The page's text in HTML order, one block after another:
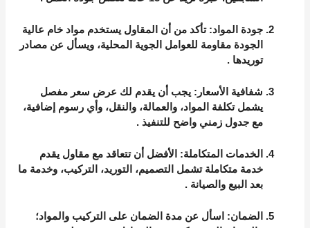
جودة المواد: تأكد من أن المقاول يستخدم مواد خام عالية
الجودة مقاومة للعوامل الجوية المحلية، ويسأل عن مصادر
توريدها.
شفافية الأسعار : يجب أن يقدم لك عرض سعر مفصل
يشمل تكلفة المواد، والعمالة، والنقل، وأي رسوم إضافية،
مع جدول زمني واضح للتنفيذ.
الخدمات المتكاملة: الأفضل أن تتعاقد مع مقاول يقدم
خدمة متكاملة تشمل التصميم، التوريد، التركيب، وخدمة ما
بعد البيع والصيانة.
الضمان: اسأل عن مدة الضمان على التركيب والمواد؛